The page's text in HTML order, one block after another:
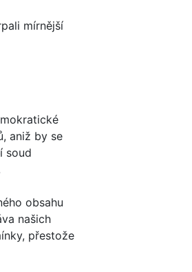
mírnější
aniž by se
soud
obsahu
našich
přestože